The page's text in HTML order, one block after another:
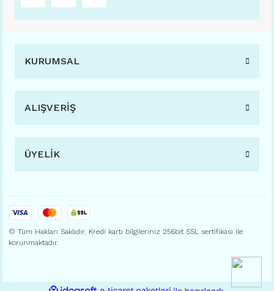
KURUMSAL
ALIŞVERİŞ
ÜYELİK
© Tüm Hakları Saklıdır. Kredi kartı bilgileriniz 256bit SSL sertifikası ile
korunmaktadır.